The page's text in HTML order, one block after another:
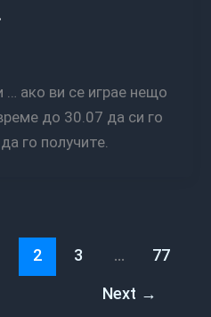
до 30.07 да си го
го получите.
2 3 … 77
Next →